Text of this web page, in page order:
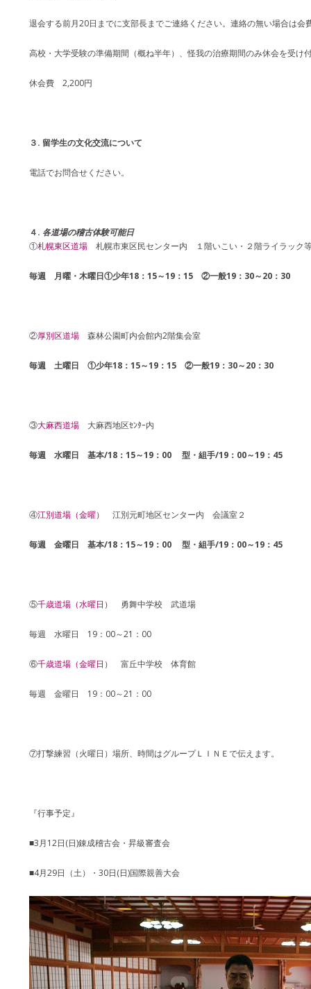
退会する前月20日までに支部長までご連絡ください。連絡の無い場合は会
高校・大学受験の準備期間（概ね半年）、怪我の治療期間のみ休会を受け
休会費 2,200円
３. 留学生の文化交流について
電話でお問合せください。
４. 各道場の稽古体験可能日
①札幌東区道場札幌市東区民センター内 １階いこい・２階ライラック
毎週 月曜・木曜日①少年18：15～19：15 ②一般19：30～20：30
②厚別区道場森林公園町内会館内2階集会室
毎週 土曜日 ①少年18：15～19：15 ②一般19：30～20：30
③大麻西道場大麻西地区ｾﾝﾀｰ内
毎週 水曜日 基本/18：15～19：00 型・組手/19：00～19：45
④江別道場（金曜） 江別元町地区センター内 会議室２
毎週 金曜日 基本/18：15～19：00 型・組手/19：00～19：45
⑤千歳道場（水曜日） 勇舞中学校 武道場
毎週 水曜日 19：00～21：00
⑥千歳道場（金曜日） ​富丘中学校 体育館
毎週 金曜日 19：00～21：00
⑦打撃練習（火曜日）場所、時間はグループＬＩＮＥで伝えます。
『行事予定』
■3月12日(日)錬成稽古会・昇級審査会
■4月29日（土）・30日(日)国際親善大会